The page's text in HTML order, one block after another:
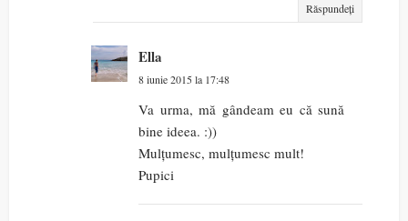
Răspundeți
Ella
8 iunie 2015 la 17:48
Va urma, mă gândeam eu că sună
bine ideea. :))
Mulțumesc, mulțumesc mult!
Pupici